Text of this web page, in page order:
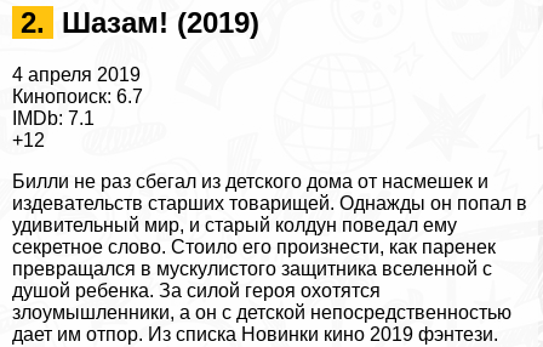
2. Шазам! (2019)
4 апреля 2019
Кинопоиск: 6.7
IMDb: 7.1
+12
Билли не раз сбегал из детского дома от насмешек и
издевательств старших товарищей. Однажды он попал в
удивительный мир, и старый колдун поведал ему
секретное слово. Стоило его произнести, как паренек
превращался в мускулистого защитника вселенной с
душой ребенка. За силой героя охотятся
злоумышленники, а он с детской непосредственностью
дает им отпор. Из списка Новинки кино 2019 фэнтези.